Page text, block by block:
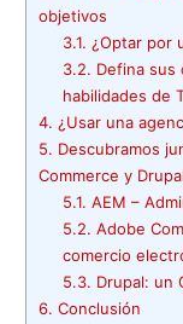
objetivos
3.1. ¿Optar por
3.2. Defina sus
habilidades de
4. ¿Usar una
5. Descubramos
Commerce y Drupal
5.1. AEM –
5.2. Adobe
comercio
5.3. Drupal: un
6. Conclusión